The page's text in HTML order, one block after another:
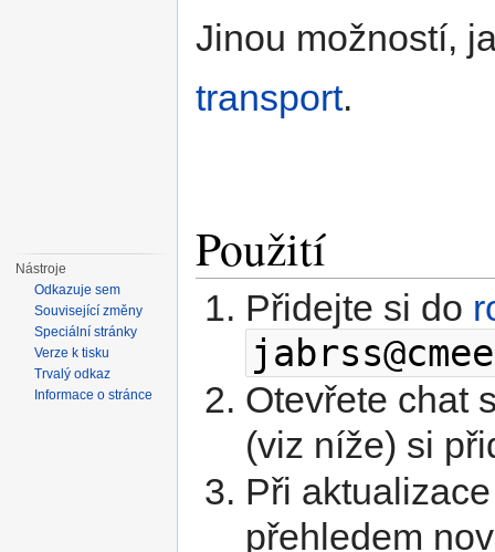
Jinou možností,
transport.
Použití
Přidejte si do
Otevřete chat
(viz níže) si
Při
přehledem
Nástroje
Odkazuje sem
Související změny
Speciální stránky
Verze k tisku
Trvalý odkaz
Informace o stránce